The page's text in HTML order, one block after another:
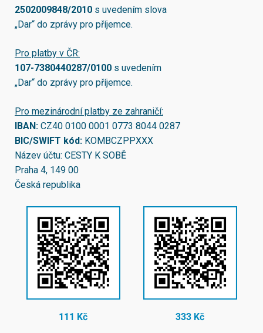
2502009848/2010 s uvedením slova
„Dar“ do zprávy pro příjemce.
Pro platby v ČR:
107-7380440287/0100 s uvedením
„Dar“ do zprávy pro příjemce.
Pro mezinárodní platby ze zahraničí:
IBAN: CZ40 0100 0001 0773 8044 0287
BIC/SWIFT kód: KOMBCZPPXXX
Název účtu: CESTY K SOBĚ
Praha 4, 149 00
Česká republika
111 Kč 333 Kč